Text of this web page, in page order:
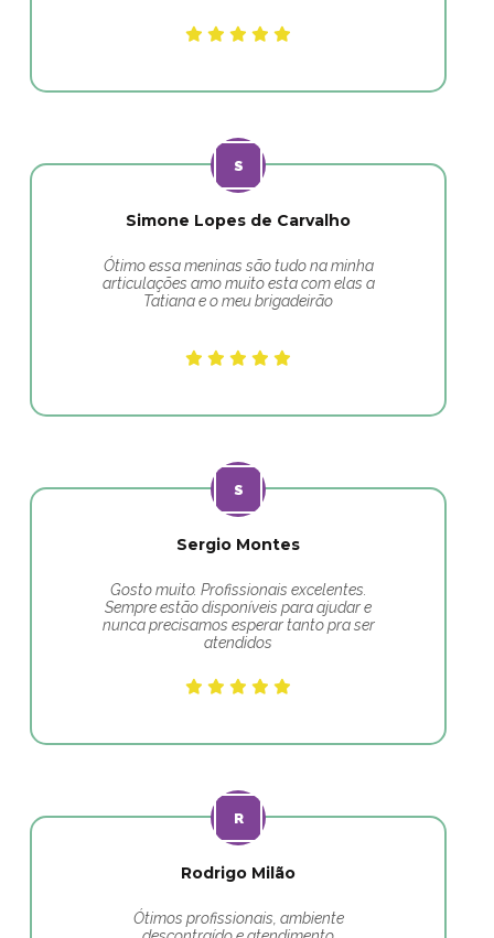
Simone Lopes de Carvalho
Ótimo essa meninas são tudo na minha
articulações amo muito esta com elas a
Tatiana e o meu brigadeirão
Sergio Montes
Gosto muito. Profissionais excelentes.
Sempre estão disponíveis para ajudar e
nunca precisamos esperar tanto pra ser
atendidos
Rodrigo Milão
Ótimos profissionais, ambiente